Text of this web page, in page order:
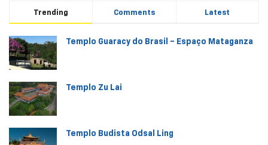
Trending Comments Latest
Templo Guaracy do Brasil – Espaço Mataganza
Templo Zu Lai
Templo Budista Odsal Ling